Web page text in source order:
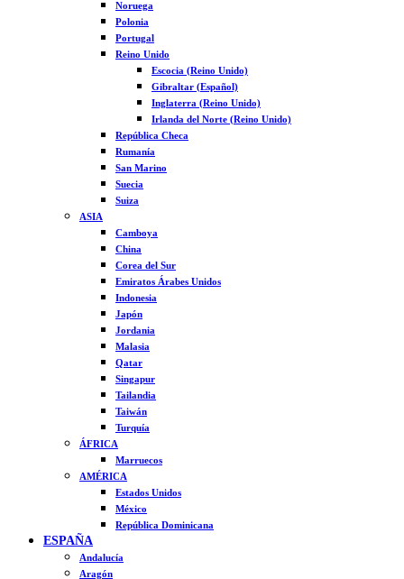
Noruega
Polonia
Portugal
Reino Unido
Escocia (Reino Unido)
Gibraltar (Español)
Inglaterra (Reino Unido)
Irlanda del Norte (Reino Unido)
República Checa
Rumanía
San Marino
Suecia
Suiza
ASIA
Camboya
China
Corea del Sur
Emiratos Árabes Unidos
Indonesia
Japón
Jordania
Malasia
Qatar
Singapur
Tailandia
Taiwán
Turquía
ÁFRICA
Marruecos
AMÉRICA
Estados Unidos
México
República Dominicana
ESPAÑA
Andalucía
Aragón